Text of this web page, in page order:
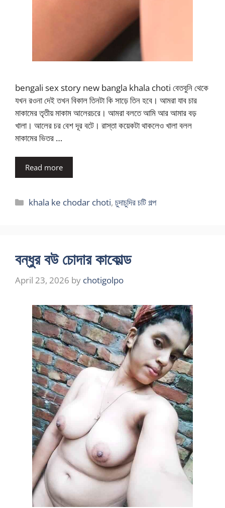
bengali sex story new bangla khala choti বেতবুনি থেকে
যখন রওনা দেই তখন বিকাল তিনটা কি সাড়ে তিন হবে। আমরা যাব চার
মাকামের তৃতীয় মাকাম আলেরচরে। আমরা বলতে আমি আর আমার বড়
খালা। আলের চর বেশ দূর বটে। রাস্তা কয়েকটা থাকলেও খালা বলল
মাকামের ভিতর …
Read more
Categories
khala ke chodar choti,চুদাচুদির চটি গল্প
বন্ধুর বউ চোদার কাকোল্ড
April 23, 2026 by chotigolpo